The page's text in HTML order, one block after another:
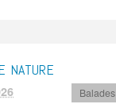
NATURE
Balades